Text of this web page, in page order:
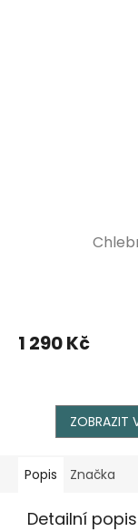
1 290 Kč
ZOBRAZIT
Popis Značka
Detailní